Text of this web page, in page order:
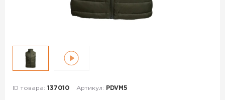
ID товара: 137010 Артикул: PDVM5